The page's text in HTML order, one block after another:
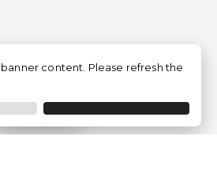
Filtro
content. Please refresh the